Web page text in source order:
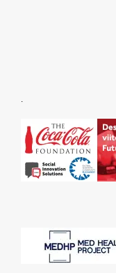
.